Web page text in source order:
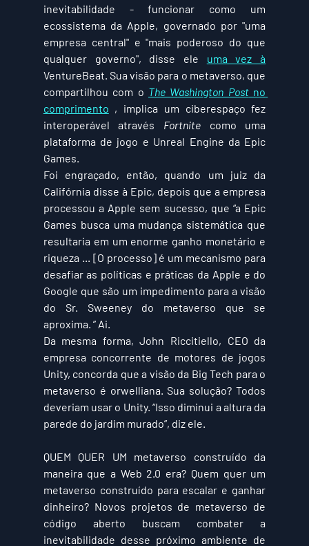
inevitabilidade - funcionar como um
ecossistema da Apple, governado por "uma
empresa central" e "mais poderoso do que
qualquer governo", disse ele uma vez à
VentureBeat. Sua visão para o metaverso, que
compartilhou com o The Washington Post no
comprimento , implica um ciberespaço fez
interoperável através Fortnite como uma
plataforma de jogo e Unreal Engine da Epic
Games.
Foi engraçado, então, quando um juiz da
Califórnia disse à Epic, depois que a empresa
processou a Apple sem sucesso, que “a Epic
Games busca uma mudança sistemática que
resultaria em um enorme ganho monetário e
riqueza ... [O processo] é um mecanismo para
desafiar as políticas e práticas da Apple e do
Google que são um impedimento para a visão
do Sr. Sweeney do metaverso que se
aproxima. ” Ai.
Da mesma forma, John Riccitiello, CEO da
empresa concorrente de motores de jogos
Unity, concorda que a visão da Big Tech para o
metaverso é orwelliana. Sua solução? Todos
deveriam usar o Unity. “Isso diminui a altura da
parede do jardim murado”, diz ele.
QUEM QUER UM metaverso construído da
maneira que a Web 2.0 era? Quem quer um
metaverso construído para escalar e ganhar
dinheiro? Novos projetos de metaverso de
código aberto buscam combater a
inevitabilidade desse próximo ambiente de